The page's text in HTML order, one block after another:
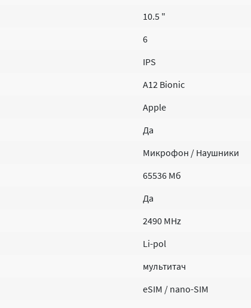
10.5 "
6
IPS
A12 Bionic
Apple
Да
Микрофон / Наушники
65536 Мб
Да
2490 MHz
Li-pol
мультитач
eSIM / nano-SIM